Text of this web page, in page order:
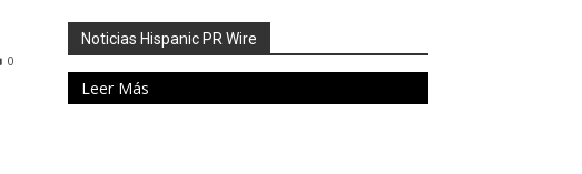
0
Noticias Hispanic PR Wire
Leer Más